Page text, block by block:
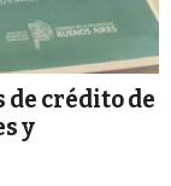
crédito de
y